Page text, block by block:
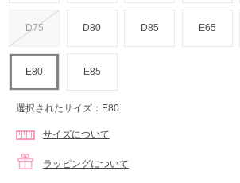
D75 D80 D85 E65
E80 E85
選択されたサイズ：E80
サイズについて
ラッピングについて